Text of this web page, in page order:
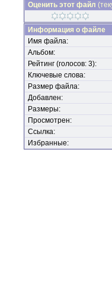
Оценить этот файл
Информация о файле
Имя файла:
Альбом:
Рейтинг (голосов: 3):
Ключевые слова:
Размер файла:
Добавлен:
Размеры:
Просмотрен:
Ссылка:
Избранные: